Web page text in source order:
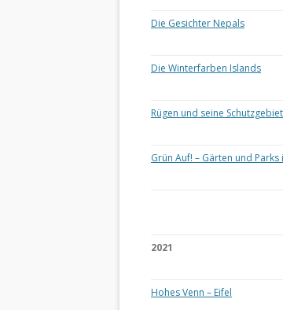
Die Gesichter Nepals
Die Winterfarben Islands
Rügen und seine
Grün Auf! – Gärten und
2021
Hohes Venn – Eifel